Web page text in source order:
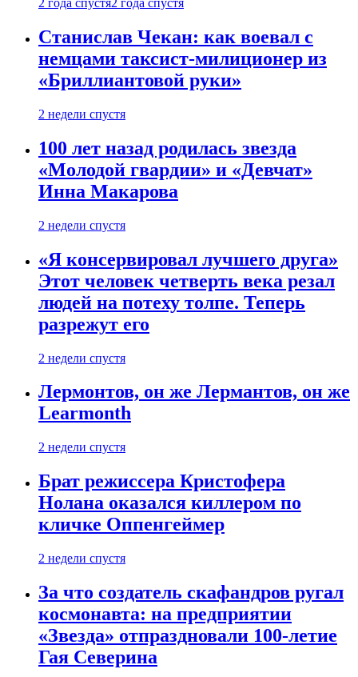
2 года спустя2 года спустя
Станислав Чекан: как воевал с
немцами таксист-милиционер из
«Бриллиантовой руки»
2 недели спустя
100 лет назад родилась звезда
«Молодой гвардии» и «Девчат»
Инна Макарова
2 недели спустя
«Я консервировал лучшего друга»
Этот человек четверть века резал
людей на потеху толпе. Теперь
разрежут его
2 недели спустя
Лермонтов, он же Лермантов, он же
Learmonth
2 недели спустя
Брат режиссера Кристофера
Нолана оказался киллером по
кличке Оппенгеймер
2 недели спустя
За что создатель скафандров ругал
космонавта: на предприятии
«Звезда» отпраздновали 100-летие
Гая Северина